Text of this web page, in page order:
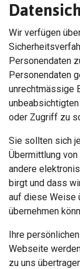
Wir verfügen
Personendaten
Personendaten
unrechtmässige
unbeabsichtigten
oder Zugriff zu
Sie sollten sich
Übermittlung
andere
birgt und dass
auf diese Weise
übernehmen
Ihre
Webseite
zu uns